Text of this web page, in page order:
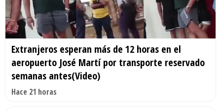
Extranjeros esperan más de 12 horas en el
aeropuerto José Martí por transporte reservado
semanas antes(Video)
Hace 21 horas